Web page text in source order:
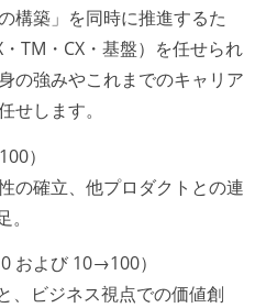
構築」を同時に推進するた
TM・CX・基盤）を任せられ
の強みやこれまでのキャリア
せします。
）
の確立、他プロダクトとの連
および 10→100）
、ビジネス視点での価値創